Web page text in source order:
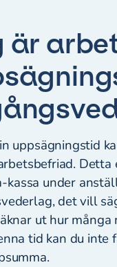
är
uppsägningstid
under
det vill
ut hur
tid kan du inte